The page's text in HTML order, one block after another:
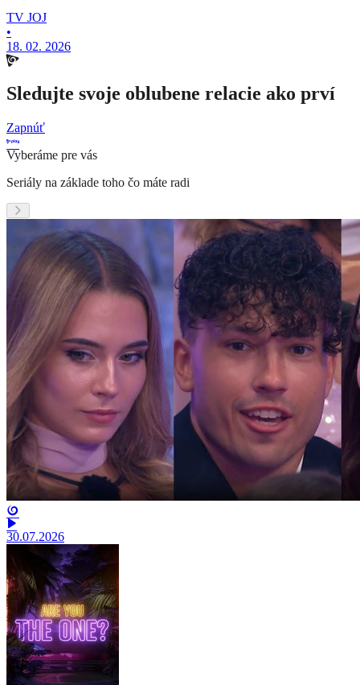
TV JOJ
•
18. 02. 2026
Sledujte svoje oblubene relacie ako prví
Zapnúť
Vyberáme pre vás
Seriály na základe toho čo máte radi
30.07.2026